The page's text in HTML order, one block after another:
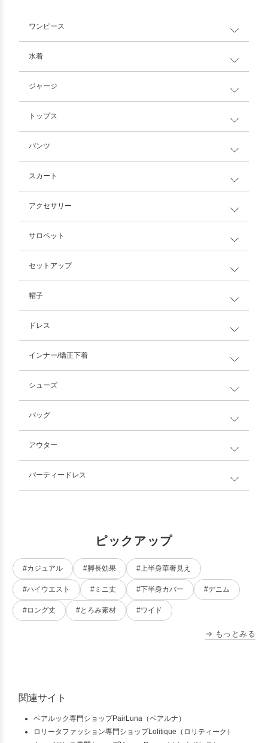
ワンピース
水着
ジャージ
トップス
パンツ
スカート
アクセサリー
サロペット
セットアップ
帽子
ドレス
インナー/矯正下着
シューズ
バッグ
アウター
パーティードレス
ピックアップ
#カジュアル #脚長効果 #上半身華奢見え
#ハイウエスト #ミニ丈 #下半身カバー #デニム
#ロング丈 #とろみ素材 #ワイド
→ もっとみる
関連サイト
ペアルック専門ショップPairLuna（ペアルナ）
ロリータファッション専門ショップLolitique（ロリティーク）